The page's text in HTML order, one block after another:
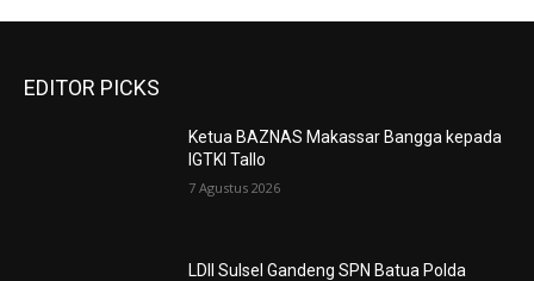
EDITOR PICKS
Ketua BAZNAS Makassar Bangga kepada
IGTKI Tallo
7 Agustus 2026
LDII Sulsel Gandeng SPN Batua Polda